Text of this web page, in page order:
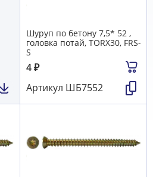
Шуруп по бетону 7,5* 52 ,
головка потай, TORX30, FRS-
S
4₽
Артикул ШБ7552